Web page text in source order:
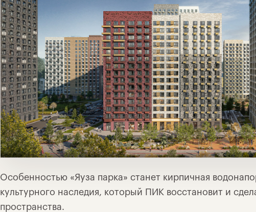
Особенностью «Яуза парка» станет кирпичная
культурного наследия, который ПИК восстановит и
пространства.